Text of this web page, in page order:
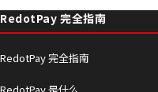
RedotPay 完全指南
RedotPay 完全指南
RedotPay 是什么